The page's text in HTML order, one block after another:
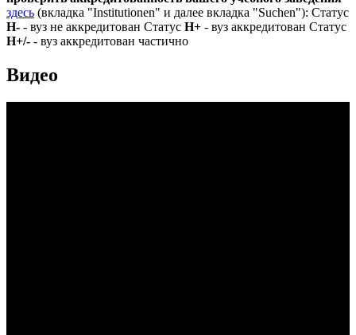
здесь (вкладка "Institutionen" и далее вкладка "Suchen"): Статус
Н- - вуз не аккредитован Статус Н+ - вуз аккредитован Статус
Н+/- - вуз аккредитован частично
Видео